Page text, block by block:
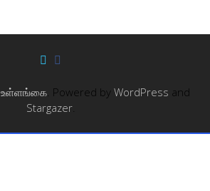
உள்ளங்கை. Powered by WordPress and
Stargazer.